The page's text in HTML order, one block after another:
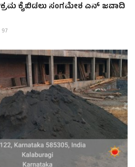
ಕೈಬಿಡಲು ಸಂಗಮೇಶ ಎನ್ ಜವಾದಿ
97